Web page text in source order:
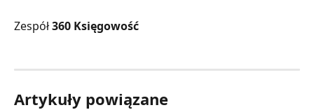
Zespół360 Księgowość
Artykuły powiązane